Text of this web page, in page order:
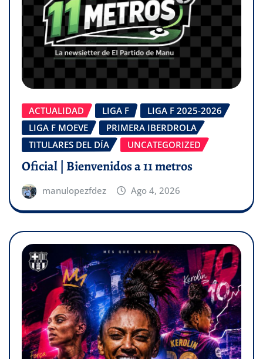
ACTUALIDAD LIGA F
LIGA F 2025-2026
LIGA F MOEVE
PRIMERA IBERDROLA
TITULARES DEL DÍA
UNCATEGORIZED
Oficial | Bienvenidos a 11 metros
manulopezfdez Ago 4, 2026